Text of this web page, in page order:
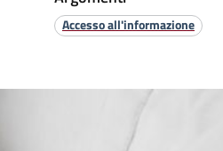
Accesso all'informazione